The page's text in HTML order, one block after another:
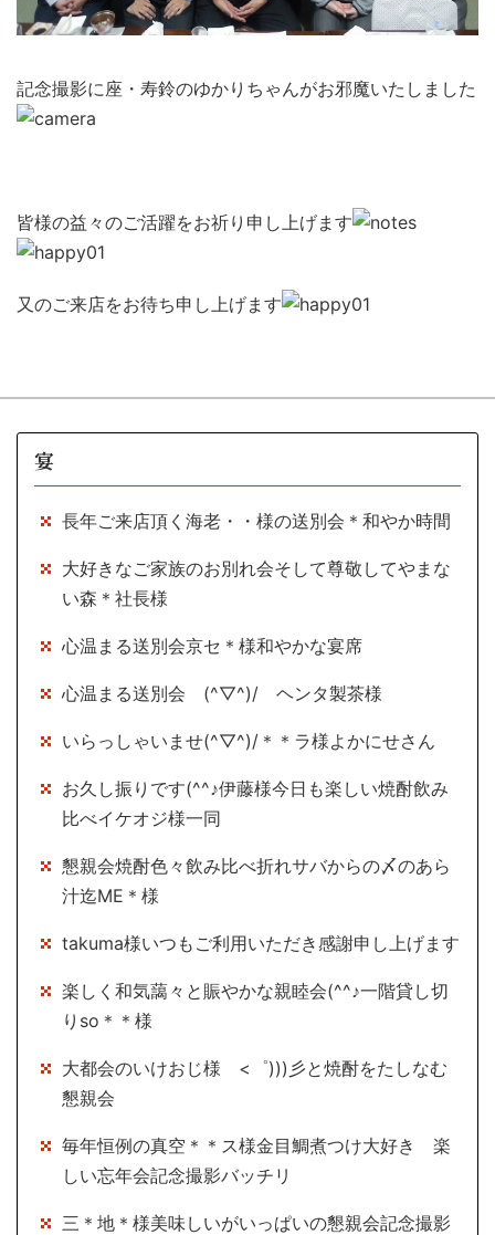
記念撮影に座・寿鈴のゆかりちゃんがお邪魔いたしました
皆様の益々のご活躍をお祈り申し上げます
又のご来店をお待ち申し上げます
宴
長年ご来店頂く海老・・様の送別会＊和やか時間
大好きなご家族のお別れ会そして尊敬してやまな
い森＊社長様
心温まる送別会京セ＊様和やかな宴席
心温まる送別会 (^▽^)/ ヘンタ製茶様
いらっしゃいませ(^▽^)/＊＊ラ様よかにせさん
お久し振りです(^^♪伊藤様今日も楽しい焼酎飲み
比べイケオジ様一同
懇親会焼酎色々飲み比べ折れサバからの〆のあら
汁迄ME＊様
takuma様いつもご利用いただき感謝申し上げます
楽しく和気藹々と賑やかな親睦会(^^♪一階貸し切
りso＊＊様
大都会のいけおじ様 <゜)))彡と焼酎をたしなむ
懇親会
毎年恒例の真空＊＊ス様金目鯛煮つけ大好き 楽
しい忘年会記念撮影バッチリ
三＊地＊様美味しいがいっぱいの懇親会記念撮影